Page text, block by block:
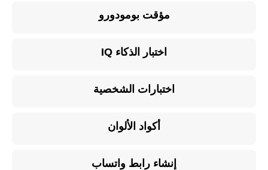
مؤقت بومودورو
اختبار الذكاء IQ
اختبارات الشخصية
أكواد الألوان
إنشاء رابط واتساب